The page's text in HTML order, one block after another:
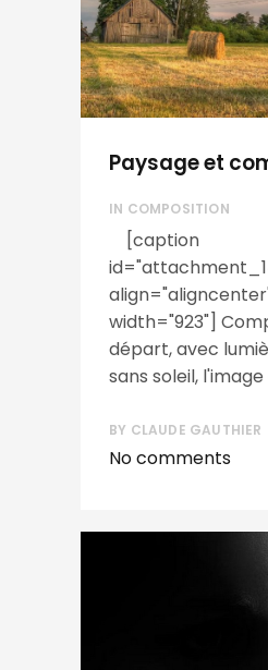
Paysage et
IN COMPOSITION
[caption
width="923"]
départ, avec
sans soleil, l'image
BY CLAUDE GAUTHIER
No comments